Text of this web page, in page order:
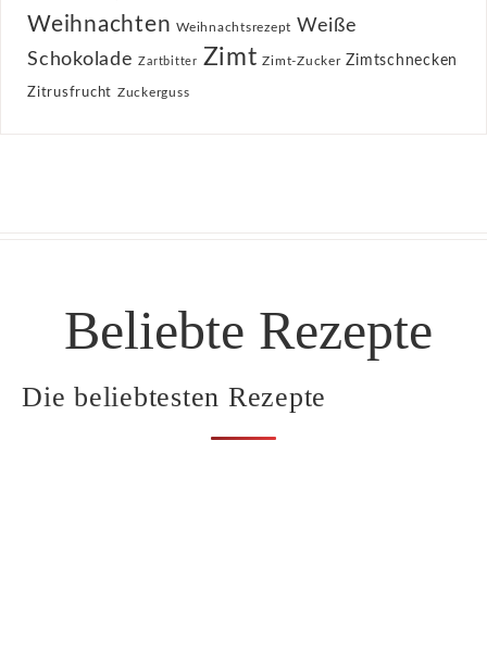
Weihnachten Weihnachtsrezept Weiße
Schokolade Zartbitter Zimt Zimt-Zucker Zimtschnecken
Zitrusfrucht Zuckerguss
Beliebte Rezepte
Die beliebtesten Rezepte